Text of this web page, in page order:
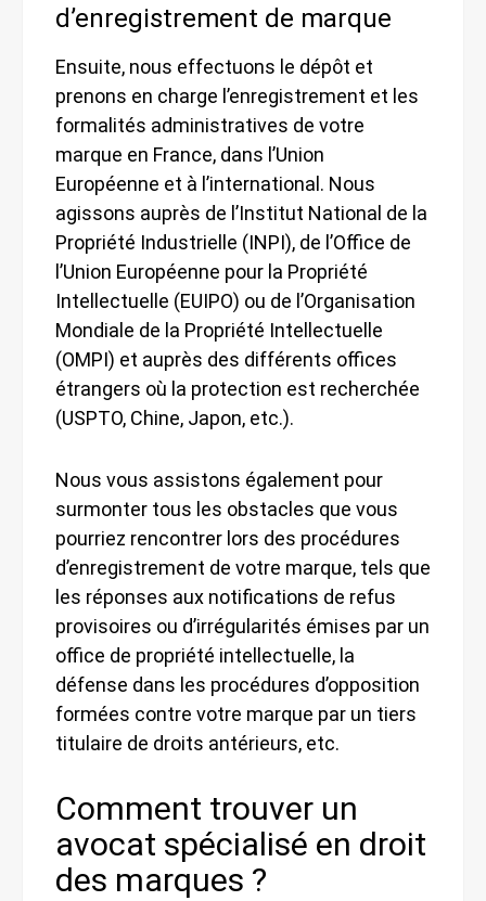
d’enregistrement de marque
Ensuite, nous effectuons le dépôt et
prenons en charge l’enregistrement et les
formalités administratives de votre
marque en France, dans l’Union
Européenne et à l’international. Nous
agissons auprès de l’Institut National de la
Propriété Industrielle (INPI), de l’Office de
l’Union Européenne pour la Propriété
Intellectuelle (EUIPO) ou de l’Organisation
Mondiale de la Propriété Intellectuelle
(OMPI) et auprès des différents offices
étrangers où la protection est recherchée
(USPTO, Chine, Japon, etc.).
Nous vous assistons également pour
surmonter tous les obstacles que vous
pourriez rencontrer lors des procédures
d’enregistrement de votre marque, tels que
les réponses aux notifications de refus
provisoires ou d’irrégularités émises par un
office de propriété intellectuelle, la
défense dans les procédures d’opposition
formées contre votre marque par un tiers
titulaire de droits antérieurs, etc.
Comment trouver un
avocat spécialisé en droit
des marques ?